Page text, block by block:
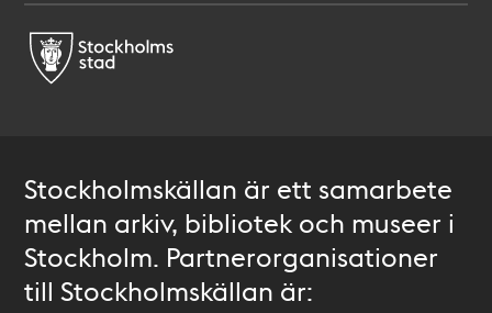
Stockholmskällan är ett samarbete
mellan arkiv, bibliotek och museer i
Stockholm. Partnerorganisationer
till Stockholmskällan är: